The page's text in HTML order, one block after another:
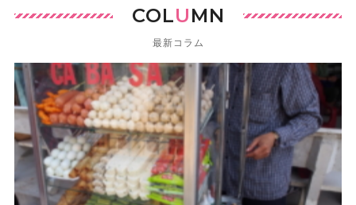
COLUMN
最新コラム